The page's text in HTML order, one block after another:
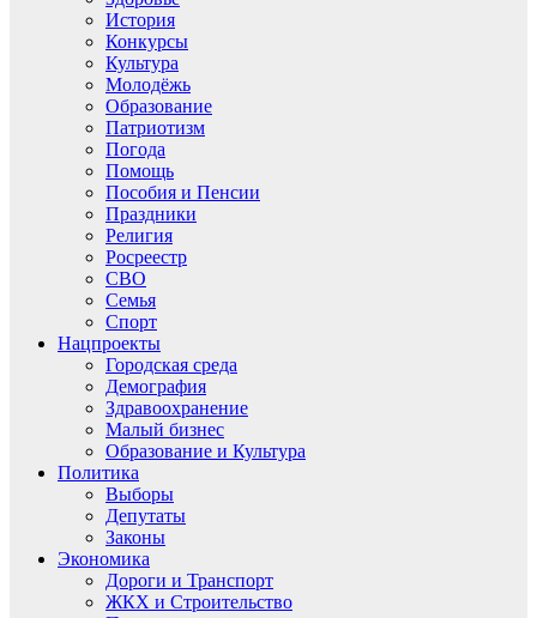
История
Конкурсы
Культура
Молодёжь
Образование
Патриотизм
Погода
Помощь
Пособия и Пенсии
Праздники
Религия
Росреестр
СВО
Семья
Спорт
Нацпроекты
Городская среда
Демография
Здравоохранение
Малый бизнес
Образование и Культура
Политика
Выборы
Депутаты
Законы
Экономика
Дороги и Транспорт
ЖКХ и Строительство